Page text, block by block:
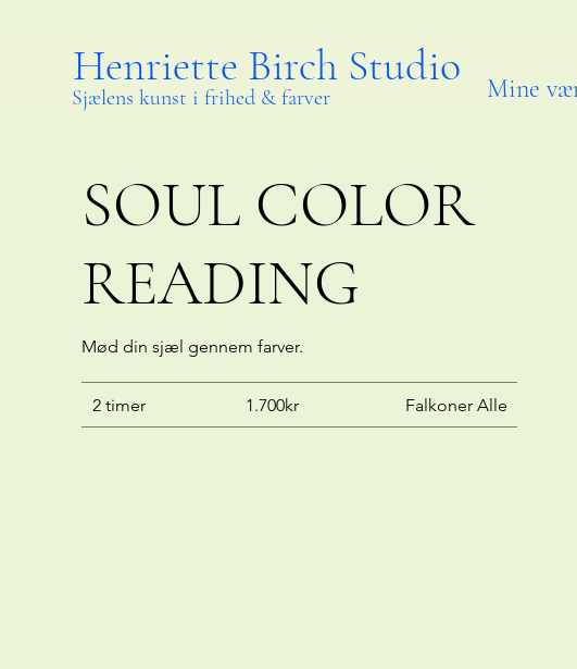
Henriette Birch Studio
Sjælens kunst i frihed & farver Mine
SOUL COLOR
READING
Mød din sjæl gennem farver.
2 timer 1.700kr Falkoner Alle